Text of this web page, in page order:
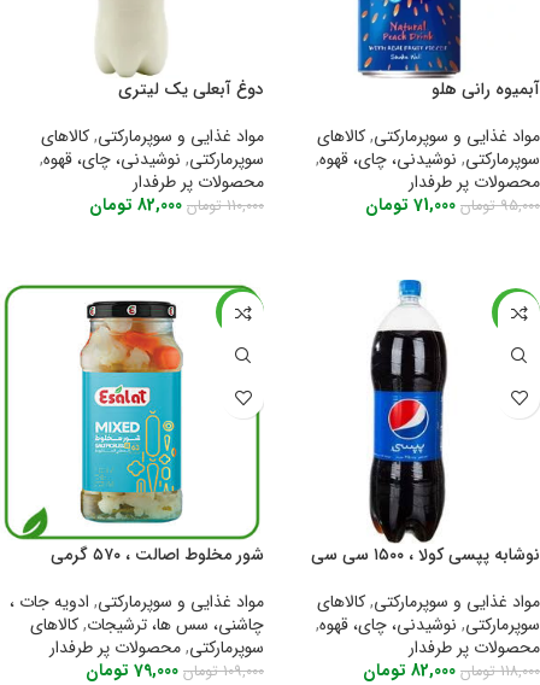
آبمیوه رانی هلو
مواد غذایی و سوپرمارکتی,کالاهای
سوپرمارکتی, نوشیدنی، چای، قهوه,
محصولات پر طرفدار
95,000 تومان 71,000 تومان
دوغ آبعلی یک لیتری
مواد غذایی و سوپرمارکتی,کالاهای
سوپرمارکتی, نوشیدنی، چای، قهوه,
محصولات پر طرفدار
110,000 تومان 82,000 تومان
-31%
نوشابه پپسی کولا ، ۱۵۰۰ سی سی
مواد غذایی و سوپرمارکتی,کالاهای
سوپرمارکتی, نوشیدنی، چای، قهوه,
محصولات پر طرفدار
118,000 تومان 82,000 تومان
-28%
شور مخلوط اصالت ، ۵۷۰ گرمی
مواد غذایی و سوپرمارکتی, ادویه جات ،
چاشنی، سس ها، ترشیجات,کالاهای
سوپرمارکتی,محصولات پر طرفدار
109,000 تومان 79,000 تومان